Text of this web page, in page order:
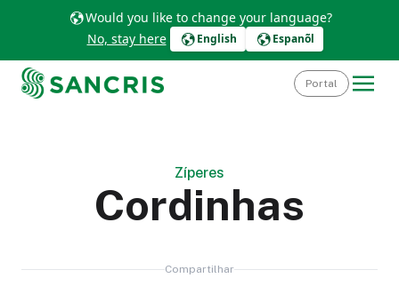
Would you like to change your language?
No, stay here
English Espanõl
Portal
Zíperes
Cordinhas
Compartilhar